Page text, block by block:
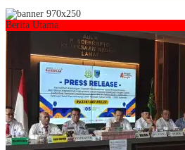
Berita Utama